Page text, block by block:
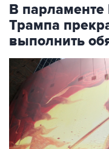
В
Трампа
выполнить